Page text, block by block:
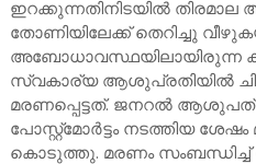
ഇറക്കുന്നതിനിടയിൽ
തോണിയിലേക്ക് തെറിച്ചു
അബോധാവസ്ഥയിലായിരുന്ന
സ്വകാര്യ ആശുപ്രതിയിൽ
മരണപ്പെട്ടത്. ജനറൽ
പോസ്റ്റ്മോർട്ടം നടത്തിയ
കൊടുത്തു. മരണം